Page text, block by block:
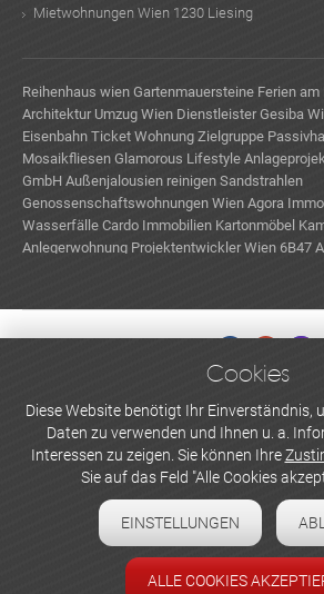
Mietwohnungen Wien 1230 Liesing
Reihenhaus wien Gartenmauersteine Ferien
Architektur Umzug Wien Dienstleister Gesiba
Eisenbahn Ticket Wohnung Zielgruppe
Mosaikfliesen Glamorous Lifestyle
GmbH Außenjalousien reinigen Sandstrahlen
Genossenschaftswohnungen Wien Agora
Wasserfälle Cardo Immobilien Kartonmöbel
Anlegerwohnung Projektentwickler Wien 6B47
WERBEN UND
Newsletter
Cookie-
Cookies
Diese Website benötigt Ihr Einverständnis,
Daten zu verwenden und Ihnen u. a.
Interessen zu zeigen. Sie können Ihre
Sie auf das Feld "Alle Cookies
EINSTELLUNGEN
ALLE COOKIES